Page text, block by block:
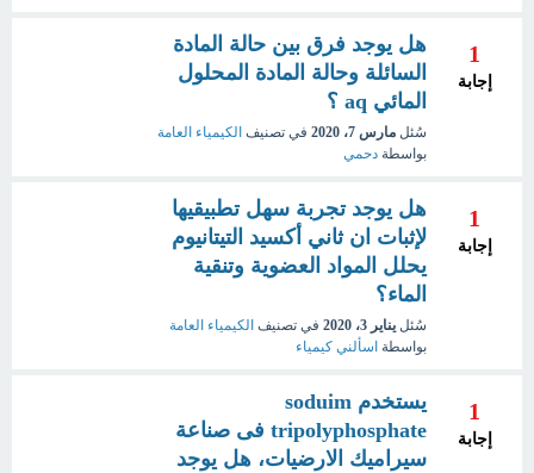
1
إجابة
هل يوجد فرق بين حالة المادة
السائلة وحالة المادة المحلول
المائي aq ؟
سُئل مارس 7، 2020 في تصنيف الكيمياء العامة
بواسطة دحمي
1
إجابة
هل يوجد تجربة سهل تطبيقيها
لإثبات ان ثاني أكسيد التيتانيوم
يحلل المواد العضوية وتنقية
الماء؟
سُئل يناير 3، 2020 في تصنيف الكيمياء العامة
بواسطة اسألني كيمياء
1
إجابة
يستخدم soduim
tripolyphosphate فى صناعة
سيراميك الارضيات، هل يوجد